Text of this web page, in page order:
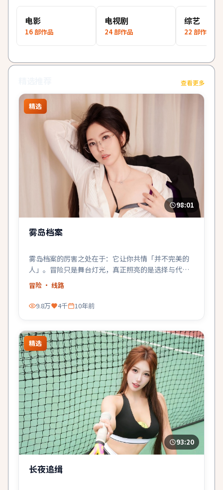
电影
16 部作品
电视剧
24 部作品
综艺
22 部作品
查看更多
精选
98:01
雾岛档案
雾岛档案的厉害之处在于：它让你共情「并不完美的
人」。冒险只是舞台灯光，真正照亮的是选择与代
价。
冒险 · 线路
9.8万 4千 10年前
精选
93:20
长夜追缉